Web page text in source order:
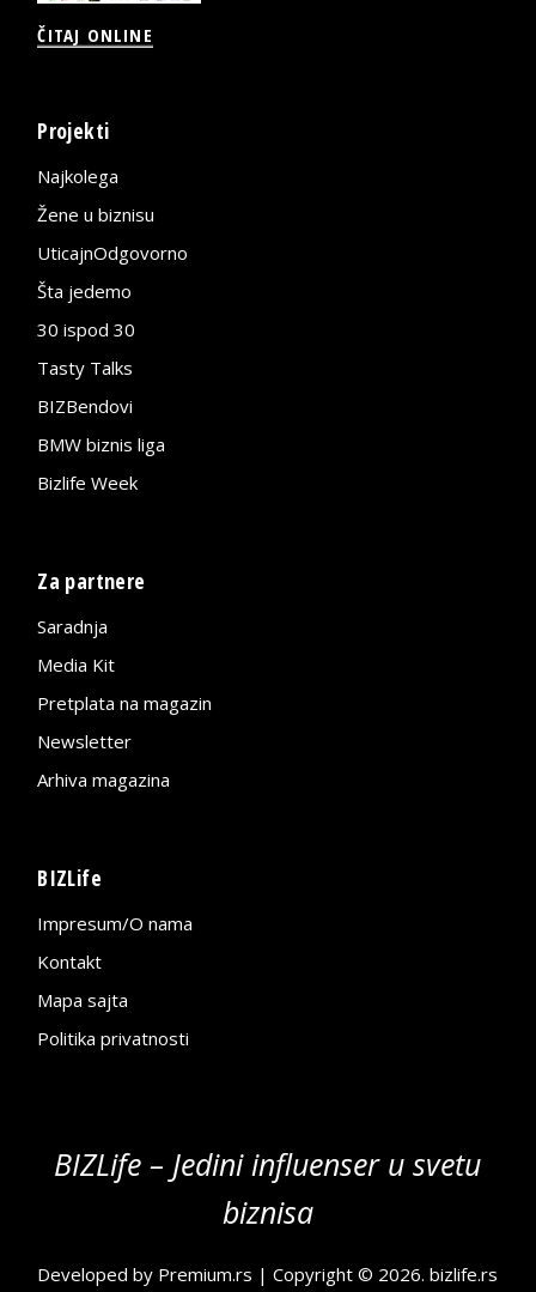
ČITAJ ONLINE
Projekti
Najkolega
Žene u biznisu
UticajnOdgovorno
Šta jedemo
30 ispod 30
Tasty Talks
BIZBendovi
BMW biznis liga
Bizlife Week
Za partnere
Saradnja
Media Kit
Pretplata na magazin
Newsletter
Arhiva magazina
BIZLife
Impresum/O nama
Kontakt
Mapa sajta
Politika privatnosti
BIZLife – Jedini influenser u svetu
biznisa
Developed by Premium.rs | Copyright © 2026.bizlife.rs